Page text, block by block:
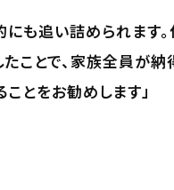
にも追い詰められます
ことで、家族全員が納
とをお勧めします」